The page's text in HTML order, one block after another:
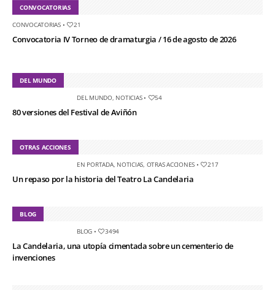
CONVOCATORIAS
CONVOCATORIAS• 21
Convocatoria IV Torneo de dramaturgia / 16 de agosto de 2026
DEL MUNDO
DEL MUNDO, NOTICIAS• 54
80 versiones del Festival de Aviñón
OTRAS ACCIONES
EN PORTADA, NOTICIAS OTRAS ACCIONES • 217
Un repaso por la historia del Teatro La Candelaria
BLOG
BLOG • 3494
La Candelaria, una utopía cimentada sobre un cementerio de
invenciones